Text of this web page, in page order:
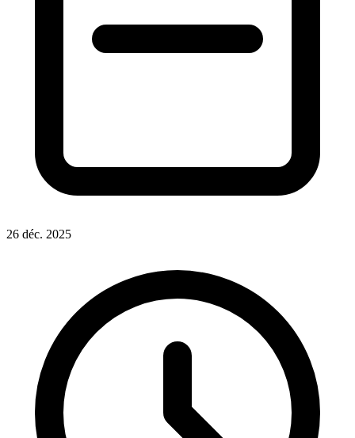
26 déc. 2025